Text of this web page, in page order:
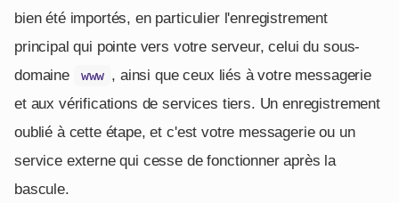
bien été importés, en particulier l'enregistrement
principal qui pointe vers votre serveur, celui du sous-
domaine
www , ainsi que ceux liés à votre messagerie
et aux vérifications de services tiers. Un enregistrement
oublié à cette étape, et c'est votre messagerie ou un
service externe qui cesse de fonctionner après la
bascule.